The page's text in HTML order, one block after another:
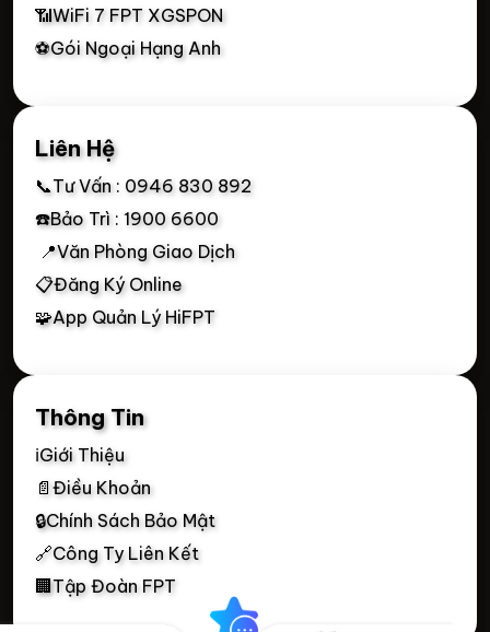
📶WiFi 7 FPT XGSPON
⚽Gói Ngoại Hạng Anh
Liên Hệ
📞Tư Vấn : 0946 830 892
☎️Bảo Trì : 1900 6600
📍Văn Phòng Giao Dịch
📋Đăng Ký Online
🧩App Quản Lý HiFPT
Thông Tin
ℹ️Giới Thiệu
📄Điều Khoản
🔒Chính Sách Bảo Mật
🔗Công Ty Liên Kết
🏢Tập Đoàn FPT